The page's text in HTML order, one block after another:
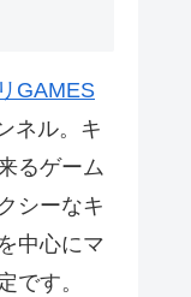
GAMES
ネル。キ
るゲーム
シーなキ
中心にマ
です。